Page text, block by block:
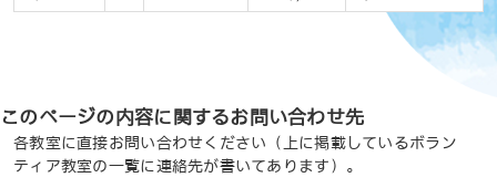
このページの内容に関するお問い合わせ先
各教室に直接お問い合わせください（上に掲載しているボラン
ティア教室の一覧に連絡先が書いてあります）。